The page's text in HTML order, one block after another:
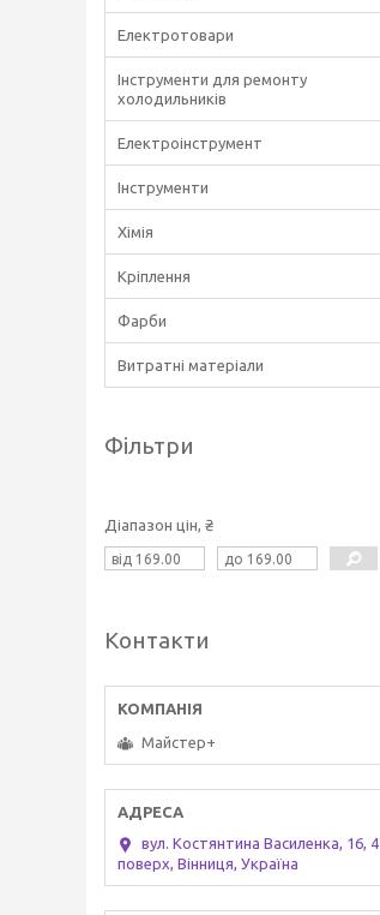
Електротовари
Інструменти для ремонту
холодильників
Електроінструмент
Інструменти
Хімія
Кріплення
Фарби
Витратні матеріали
Фільтри
Діапазон цін, ₴
Контакти
Майстер+
вул. Костянтина Василенка, 16, 4
поверх, Вінниця, Україна